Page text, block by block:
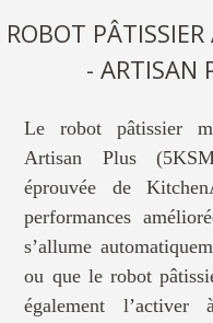
ROBOT
- ARTISAN
Le robot pâtissier
Artisan Plus
éprouvée de
performances
s’allume
ou que le robot
également